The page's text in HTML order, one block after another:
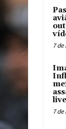
7 de
live
7 de